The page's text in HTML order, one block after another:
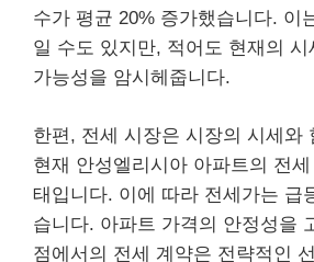
수가 평균 20% 증가했습니다. 이
일 수도 있지만, 적어도 현재의
가능성을 암시헤줍니다.
한편, 전세 시장은 시장의 시세와
현재 안성엘리시아 아파트의 전
태입니다. 이에 따라 전세가는 급
습니다. 아파트 가격의 안정성을
점에서의 전세 계약은 전략적인